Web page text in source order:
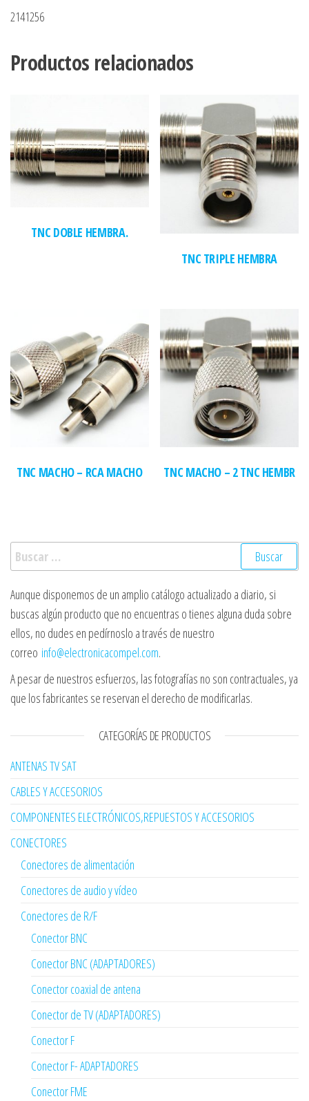
2141256
Productos relacionados
TNC DOBLE HEMBRA.
TNC TRIPLE HEMBRA
TNC MACHO – RCA MACHO TNC MACHO – 2 TNC HEMBR
Buscar:
Aunque disponemos de un amplio catálogo actualizado a diario, si
buscas algún producto que no encuentras o tienes alguna duda sobre
ellos, no dudes en pedírnoslo a través de nuestro
correo info@electronicacompel.com.
A pesar de nuestros esfuerzos, las fotografías no son contractuales, ya
que los fabricantes se reservan el derecho de modificarlas.
CATEGORÍAS DE PRODUCTOS
ANTENAS TV SAT
CABLES Y ACCESORIOS
COMPONENTES ELECTRÓNICOS,REPUESTOS Y ACCESORIOS
CONECTORES
Conectores de alimentación
Conectores de audio y vídeo
Conectores de R/F
Conector BNC
Conector BNC (ADAPTADORES)
Conector coaxial de antena
Conector de TV (ADAPTADORES)
Conector F
Conector F- ADAPTADORES
Conector FME